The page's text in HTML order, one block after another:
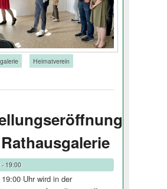
Heimatverein
19:00
Uhr wird in der